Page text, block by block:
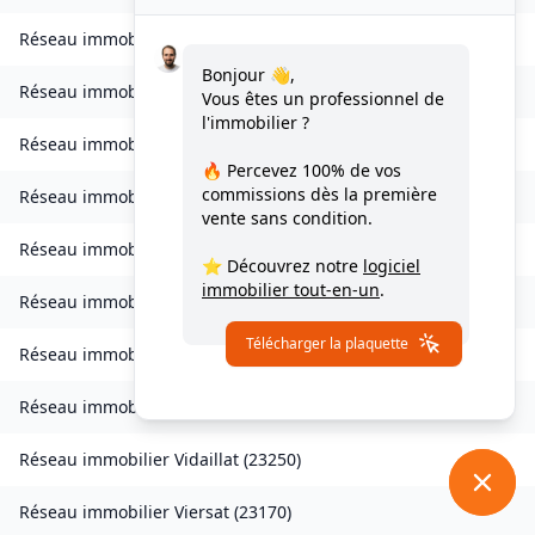
Réseau immobilier
Réseau immobilier Saint-Pardoux-d'Arnet(23260)
Réseau immobilier
Réseau immobilier Saint-Priest-Palus(23400)
Réseau immobilier
Réseau immobilier Saint-Silvain-Bellegarde(23190
Réseau immobilier Saint-Victor-en-Marche(23000
Réseau immobilier
Réseau immobilier Vidaillat (23250)
Réseau immobilier Viersat (23170)
Bonjour 👋,
Vous êtes un professionnel de
l'immobilier ?
🔥 Percevez 100% de vos
commissions dès la première
vente sans condition.
⭐ Découvrez notre logiciel
immobilier tout-en-un.
Télécharger la plaquette